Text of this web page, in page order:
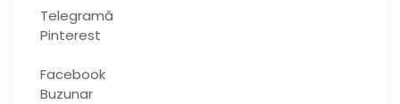
Telegramă
Pinterest
Facebook
Buzunar